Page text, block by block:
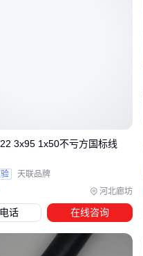
河北廊坊
3x95 1x50不亏方国标线
天联品牌
话 在线咨询